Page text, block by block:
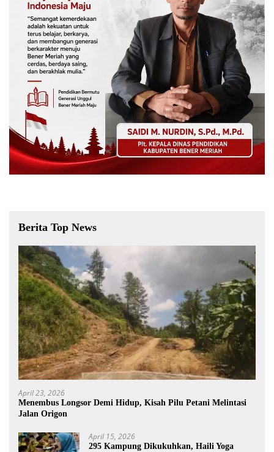
Berita Top News
April 23, 2026
Menembus Longsor Demi Hidup, Kisah Pilu Petani Melintasi
Jalan Origon
April 15, 2026
295 Kampung Dikukuhkan, Haili Yoga